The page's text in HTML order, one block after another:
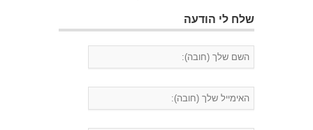
שלח לי הודעה